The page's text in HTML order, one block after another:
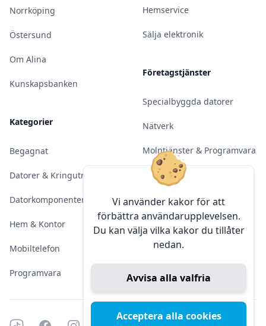
Vi använder kakor för att
förbättra användarupplevelsen.
Du kan välja vilka kakor du tillåter
nedan.
Avvisa alla valfria
Acceptera alla cookies
Norrköping
Östersund
Om Alina
Kunskapsbanken
Kategorier
Begagnat
Datorer & Kringutrustning
Datorkomponenter
Hem & Kontor
Mobiltelefon
Programvara
Hemservice
Sälja elektronik
Företagstjänster
Specialbyggda datorer
Nätverk
Molntjänster & Programvara
Server & Backup
Kameraövervakning
Konferens & Public Display
Sälja elektronik